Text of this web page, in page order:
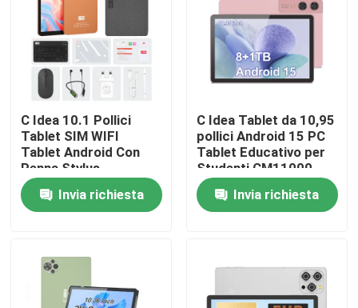
Chi siamo
Fatory Tour
Controllo di qualità
Contattaci
Richiedere un preventivo
C Idea 10.1 Pollici
Tablet SIM WIFI
Tablet Android Con
Penna Stylus
CM10017air
ArancioneInvia richiesta
C Idea Tablet da 10,95
pollici Android 15 PC
Tablet Educativo per
Studenti CM11000
Plus
Invia richiesta